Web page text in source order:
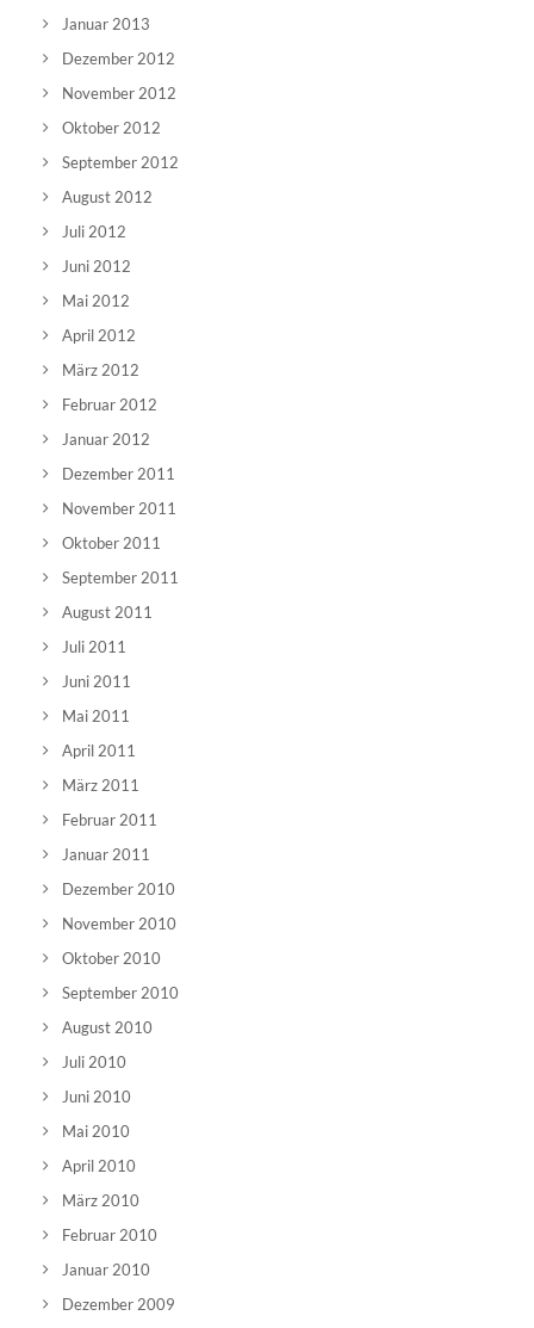
Januar 2013
Dezember 2012
November 2012
Oktober 2012
September 2012
August 2012
Juli 2012
Juni 2012
Mai 2012
April 2012
März 2012
Februar 2012
Januar 2012
Dezember 2011
November 2011
Oktober 2011
September 2011
August 2011
Juli 2011
Juni 2011
Mai 2011
April 2011
März 2011
Februar 2011
Januar 2011
Dezember 2010
November 2010
Oktober 2010
September 2010
August 2010
Juli 2010
Juni 2010
Mai 2010
April 2010
März 2010
Februar 2010
Januar 2010
Dezember 2009